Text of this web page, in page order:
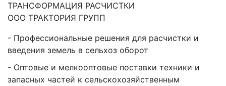
ТРАНСФОРМАЦИЯ РАСЧИСТКИ
ООО ТРАКТОРИЯ ГРУПП
Профессиональные решения для расчистки и
введения земель в сельхоз оборот
Оптовые и мелкооптовые поставки техники и
запасных частей к сельскохозяйственным